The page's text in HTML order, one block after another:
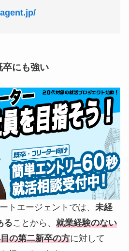
卒にも強い
トエージェントでは、 未経
ることから、 就業経験のない
の第二新卒の方に対して